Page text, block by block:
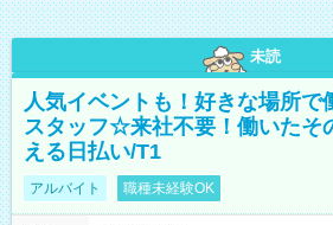
未読
人気イベントも！好きな場所で
スタッフ☆来社不要！働いたそ
える日払い/T1
アルバイト 職種未経験OK